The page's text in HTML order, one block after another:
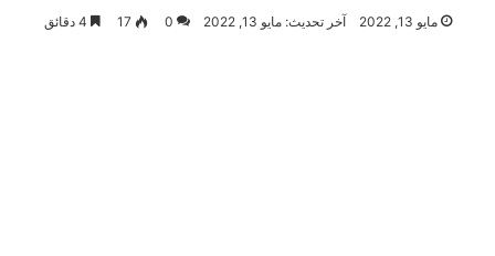
مايو 13, 2022 آخر تحديث: مايو 13, 2022 0
17